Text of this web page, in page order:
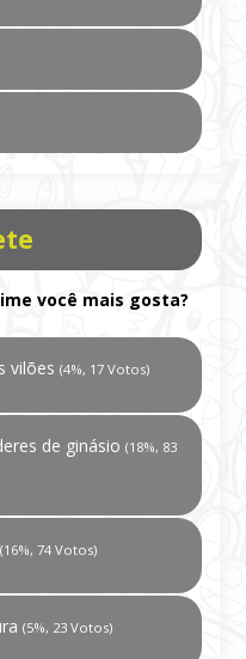
você mais gosta?
vilões (4%, 17 Votos)
de ginásio (18%, 83
(16%, 74 Votos)
(5%, 23 Votos)